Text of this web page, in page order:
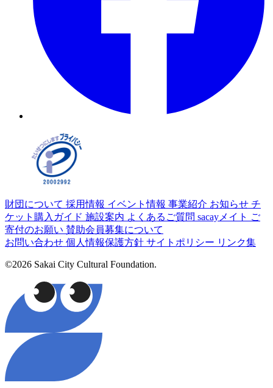
財団について 採用情報 イベント情報 事業紹介 お知らせ チ
ケット購入ガイド 施設案内 よくあるご質問 sacayメイト ご
寄付のお願い 賛助会員募集について
お問い合わせ 個人情報保護方針 サイトポリシー リンク集
©2026 Sakai City Cultural Foundation.